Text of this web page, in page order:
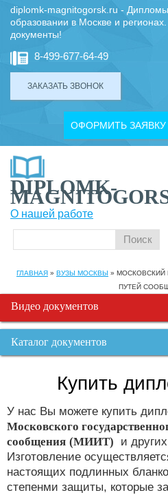
diplomk-magnitogorsk.ru - Дипломы
образовании в Москве и
документы!
8-499-677-64-49
ЗАКАЗАТЬ ЗВОНОК
ОФОРМИТЬ
DIPLOMK-
О нашей работе
ГЛАВНАЯ » ВУЗЫ МОСКВЫ » МОСКОВСКИЙ
ПУТЕЙ
Видео документов
Каталог документов
Купить
У нас Вы можете купить
Московского
сообщения (МИИТ) и
Изготовление
настоящих подлинных
степенми защиты, которые